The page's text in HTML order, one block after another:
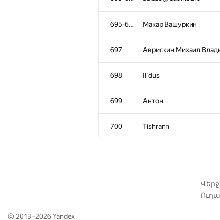
695-696 Макар Вашуркин
697 Аврискин Михаил
698 Il'dus
699 Антон
700 Tishrann
661 Ilya Grigoryev
662 rescue.kittenz@gmail.com
Fplynin
gromovag26784
© 2013–2026Yandex